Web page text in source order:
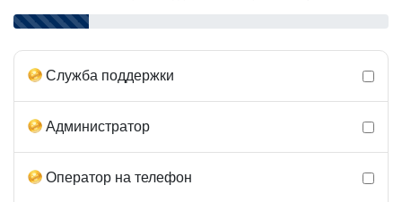
Служба поддержки
Администратор
Оператор на телефон